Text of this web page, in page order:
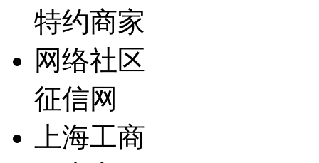
特约商家
网络社区
征信网
上海工商